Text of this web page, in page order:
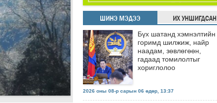
ШИНЭ МЭДЭЭ ИХ УНШИГДСАН
Бүх шатанд хэмнэлтийн
горимд шилжиж, найр
наадам, зөвлөгөөн,
гадаад томилолтыг
хориглолоо
2026 оны 08-р сарын 06 өдөр, 13:37